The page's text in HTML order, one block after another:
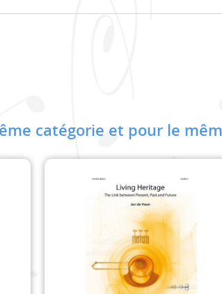
catégorie et pour le